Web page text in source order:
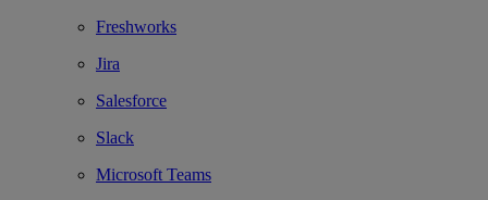
Freshworks
Jira
Salesforce
Slack
Microsoft Teams